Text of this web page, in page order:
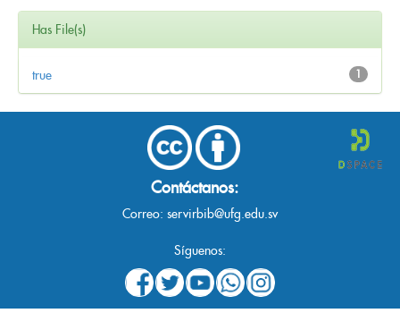
Has File(s)
1
true
Contáctanos:
Correo: servirbib@ufg.edu.sv
Síguenos: